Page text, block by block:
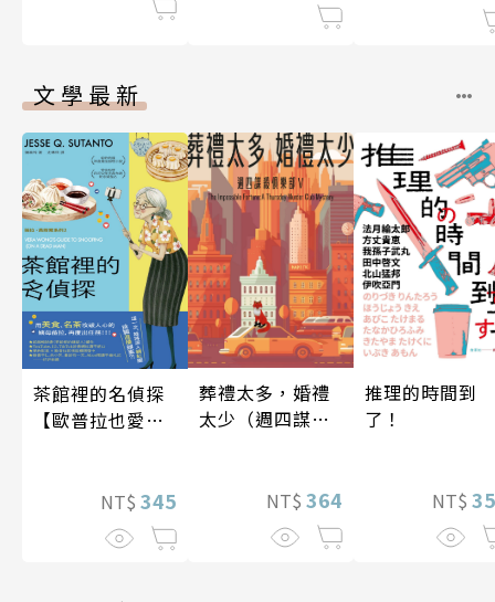
文學最新
茶館裡的名偵探
【歐普拉也愛！
《茶館裡的嫌疑
人》續作】
NT$ 345
葬禮太多，婚禮
太少（週四謀殺
NT$ 364
推理的時間到
了！
NT$